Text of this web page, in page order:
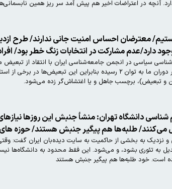
اعتراضات اخیر هم پیش آمد سر ریز همین نابسمانی‌های اقتصادی بود. باید
معترضان احساس امنیت جانی ندارند/ طرح
دارد/عدم مشارکت در انتخابات زنگ خطر بود/
احمد بخارایی استاد دانشگاه
ادامه دارد، برخی تبعیض‌ها ریشه تاریخی دارد در دوران ما به
زده می‌شود.
دانشگاه تهران: منشأ جنبش این روزها
می‌کنند/ طلبه‌ها هم پیگیر جنبش هستند/ حوزه
تئوری بشود، و می‌شود. این فقط محدود به دانشگاه‌ها
است. خود طلبه‌ها هم پیگیر جنبش هستند